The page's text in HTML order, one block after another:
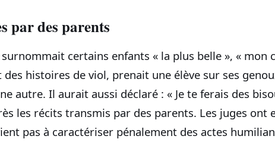
par des parents
surnommait certains enfants « la plus belle », « mon
histoires de viol, prenait une élève sur ses
autre. Il aurait aussi déclaré : « Je te ferais des
les récits transmis par des parents. Les juges ont
pas à caractériser pénalement des actes